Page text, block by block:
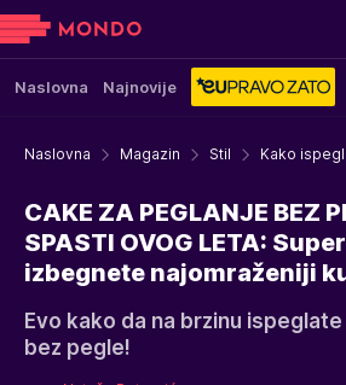
Naslovna Najnovije
Naslovna Magazin Stil Kako
CAKE ZA PEGLANJE BEZ
SPASTI OVOG LETA:
izbegnete najomraženiji
Evo kako da na brzinu
bez pegle!